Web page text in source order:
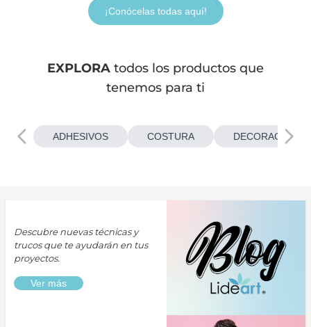
¡Conócelas todas aquí!
EXPLORA todos los productos que
tenemos para ti
ADHESIVOS COSTURA
Descubre nuevas técnicas y
trucos que te ayudarán en tus
proyectos.
Ver más